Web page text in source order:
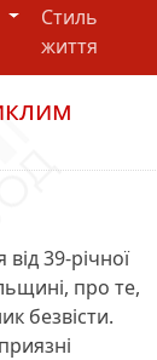
ДітиСтиль
життя
39-річної
про те,
безвісти.